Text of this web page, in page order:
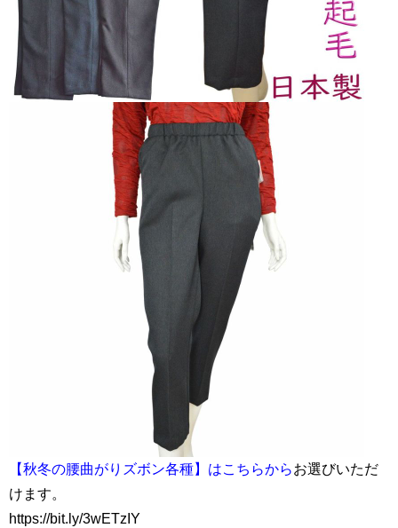
【秋冬の腰曲がりズボン各種】はこちらからお選びいただ
けます。
https://bit.ly/3wETzIY